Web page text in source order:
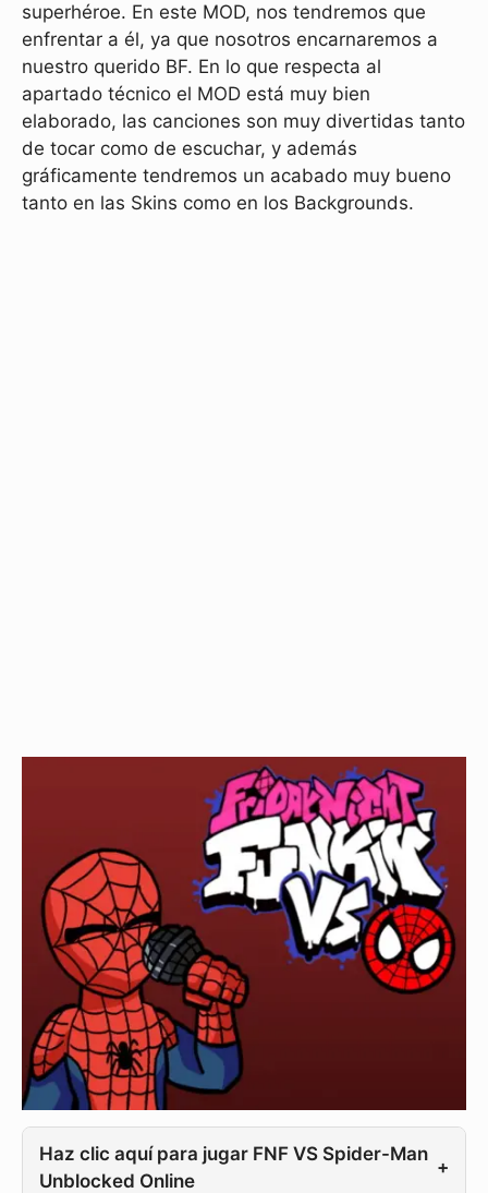
superhéroe. En este MOD, nos tendremos que
enfrentar a él, ya que nosotros encarnaremos a
nuestro querido BF. En lo que respecta al
apartado técnico el MOD está muy bien
elaborado, las canciones son muy divertidas tanto
de tocar como de escuchar, y además
gráficamente tendremos un acabado muy bueno
tanto en las Skins como en los Backgrounds.
Haz clic aquí para jugar FNF VS Spider-Man
Unblocked Online
+